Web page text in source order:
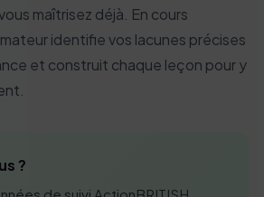
maîtrisez déjà. En cours
identifie vos lacunes précises
et construit chaque leçon pour y
?